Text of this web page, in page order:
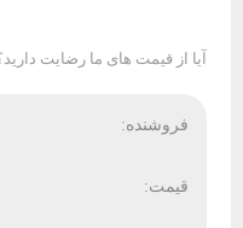
آیا از قیمت های ما رضایت
فروشنده:
قیمت: